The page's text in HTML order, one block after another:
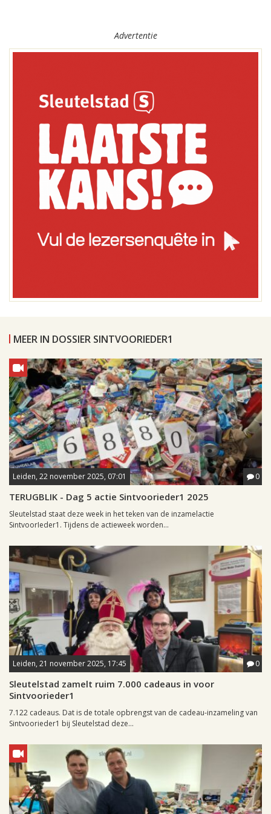
Advertentie
MEER IN DOSSIER SINTVOORIEDER1
Leiden, 22 november 2025, 07:01 0
TERUGBLIK - Dag 5 actie Sintvoorieder1 2025
Sleutelstad staat deze week in het teken van de inzamelactie
SintvoorIeder1. Tijdens de actieweek worden...
Leiden, 21 november 2025, 17:45 0
Sleutelstad zamelt ruim 7.000 cadeaus in voor
Sintvoorieder1
7.122 cadeaus. Dat is de totale opbrengst van de cadeau-inzameling van
Sintvoorieder1 bij Sleutelstad deze...